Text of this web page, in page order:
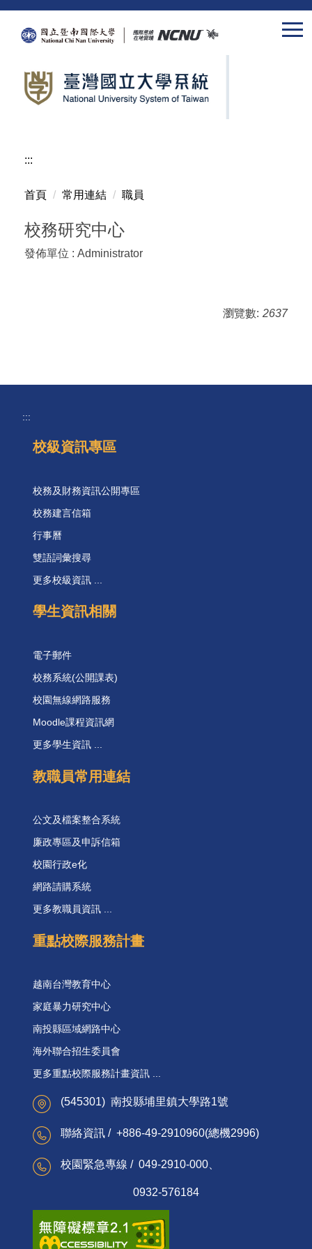
跳
:::
首頁 常用連結 職員
校務研究中心
發佈單位 : Administrator
瀏覽數: 2637
:::
校級資訊專區
校務及財務資訊公開專區
校務建言信箱
行事曆
雙語詞彙搜尋
更多校級資訊 ...
學生資訊相關
電子郵件
校務系統(公開課表)
校園無線網路服務
Moodle課程資訊網
更多學生資訊 ...
教職員常用連結
公文及檔案整合系統
廉政專區及申訴信箱
校園行政e化
網路請購系統
更多教職員資訊 ...
重點校際服務計畫
越南台灣教育中心
家庭暴力研究中心
南投縣區域網路中心
海外聯合招生委員會
更多重點校際服務計畫資訊 ...
(545301) 南投縣埔里鎮大學路1號
聯絡資訊 / +886-49-2910960(總機2996)
校園緊急專線 / 049-2910-000、
0932-576184